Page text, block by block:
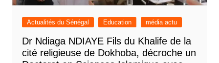
Actualités du Sénégal Education média actu
Dr Ndiaga NDIAYE Fils du Khalife de la
cité religieuse de Dokhoba, décroche un